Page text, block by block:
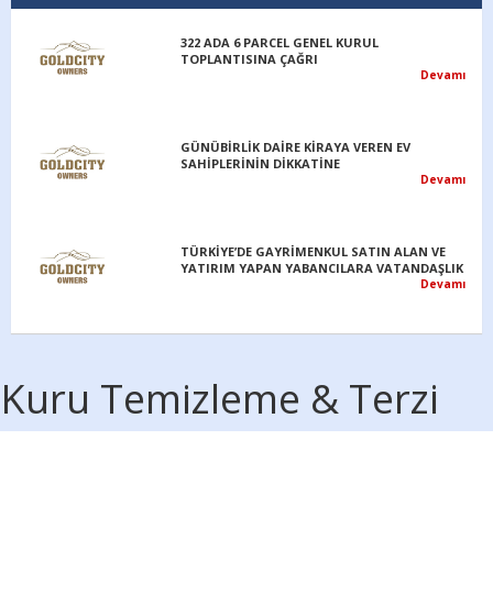
322 ADA 6 PARCEL GENEL KURUL
TOPLANTISINA ÇAĞRI
Devamı
GÜNÜBİRLİK DAİRE KİRAYA VEREN EV
SAHİPLERİNİN DİKKATİNE
Devamı
TÜRKİYE’DE GAYRİMENKUL SATIN ALAN VE
YATIRIM YAPAN YABANCILARA VATANDAŞLIK
Devamı
Kuru Temizleme & Terzi